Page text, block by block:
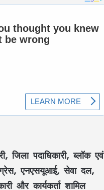
जिला पदाधिकारी, ब्लॉक एवं
एनएसयूआई, सेवा दल,
और कार्यकर्ता शामिल
टू ग्लोबल’ मिशन: ‘कोशल
बुनकरों को 10.90 करोड़ की